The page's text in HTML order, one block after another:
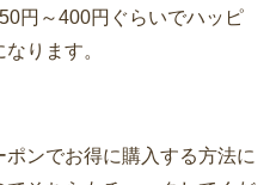
円～400円ぐらいでハッピ
ります。
ンでお得に購入する方法に